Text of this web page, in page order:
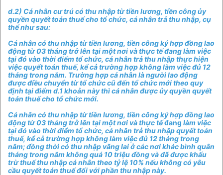
d.2) Cá nhân cư trú có thu nhập từ tiền lương, tiền công ủy
quyền quyết toán thuế cho tổ chức, cá nhân trả thu nhập, cụ
thể như sau:
Cá nhân có thu nhập từ tiền lương, tiền công ký hợp đồng lao
động từ 03 tháng trở lên tại một nơi và thực tế đang làm việc
tại đó vào thời điểm tổ chức, cá nhân trả thu nhập thực hiện
việc quyết toán thuế, kể cả trường hợp không làm việc đủ 12
tháng trong năm. Trường hợp cá nhân là người lao động
được điều chuyển từ tổ chức cũ đến tổ chức mới theo quy
định tại điểm d.1 khoản này thì cá nhân được ủy quyền quyết
toán thuế cho tổ chức mới.
Cá nhân có thu nhập từ tiền lương, tiền công ký hợp đồng lao
động từ 03 tháng trở lên tại một nơi và thực tếđang làm việc
tại đó vào thời điểm tổ chức, cá nhân trả thu nhập quyết toán
thuế, kể cả trường hợp không làm việc đủ 12 tháng trong
năm; đồng thời có thu nhập vãng lai ở các nơi khác bình quân
tháng trong năm không quá 10 triệu đồng và đã được khấu
trừ thuế thu nhập cá nhân theo tỷ lệ 10% nếu không có yêu
cầu quyết toán thuế đối với phần thu nhập này.